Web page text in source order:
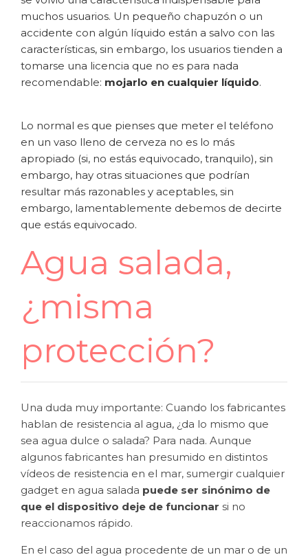
muchos usuarios. Un pequeño chapuzón o un
accidente con algún líquido están a salvo con las
características, sin embargo, los usuarios tienden a
tomarse una licencia que no es para nada
recomendable: mojarlo en cualquier líquido.
Lo normal es que pienses que meter el teléfono
en un vaso lleno de cerveza no es lo más
apropiado (si, no estás equivocado, tranquilo), sin
embargo, hay otras situaciones que podrían
resultar más razonables y aceptables, sin
embargo, lamentablemente debemos de decirte
que estás equivocado.
Agua salada,
¿misma
protección?
Una duda muy importante: Cuando los fabricantes
hablan de resistencia al agua, ¿da lo mismo que
sea agua dulce o salada? Para nada. Aunque
algunos fabricantes han presumido en distintos
vídeos de resistencia en el mar, sumergir cualquier
gadget en agua salada puede ser sinónimo de
que el dispositivo deje de funcionar si no
reaccionamos rápido.
En el caso del agua procedente de un mar o de un